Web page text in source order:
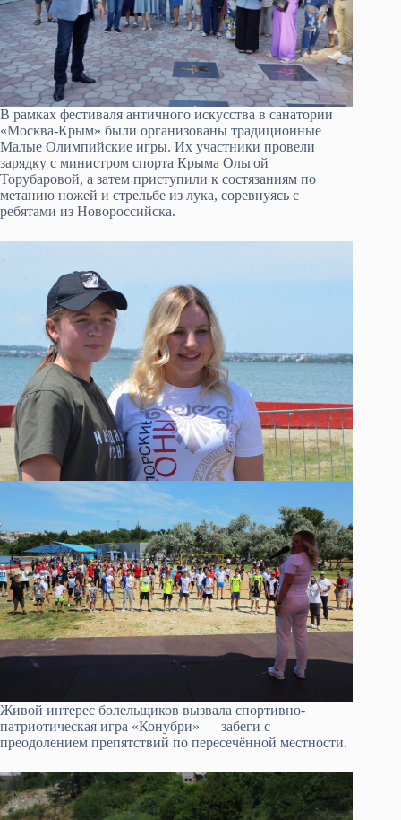
В рамках фестиваля античного искусства в санатории
«Москва-Крым» были организованы традиционные
Малые Олимпийские игры. Их участники провели
зарядку с министром спорта Крыма Ольгой
Торубаровой, а затем приступили к состязаниям по
метанию ножей и стрельбе из лука, соревнуясь с
ребятами из Новороссийска.
Живой интерес болельщиков вызвала спортивно-
патриотическая игра «Конубри» — забеги с
преодолением препятствий по пересечённой местности.